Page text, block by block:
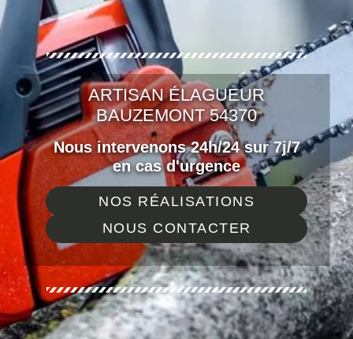
ARTISAN ÉLAGUEUR
BAUZEMONT 54370
Nous intervenons 24h/24 sur 7j/7
en cas d'urgence
NOS RÉALISATIONS
NOUS CONTACTER